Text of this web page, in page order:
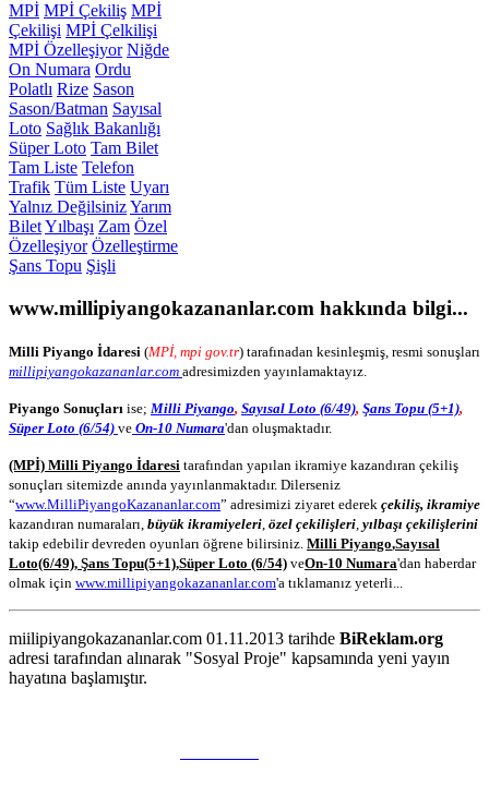
MPİ MPİ Çekiliş MPİ
Çekilişi MPİ Çelkilişi
MPİ Özelleşiyor Niğde
On Numara Ordu
Polatlı Rize Sason
Sason/Batman Sayısal
Loto Sağlık Bakanlığı
Süper Loto Tam Bilet
Tam Liste Telefon
Trafik Tüm Liste Uyarı
Yalnız DeğilsinizYarım
BiletYılbaşı Zam Özel
Özelleşiyor Özelleştirme
Şans Topu Şişli
www.millipiyangokazananlar.com hakkında bilgi...
Milli Piyango İdaresi (MPİ, mpi gov.tr) tarafınadan kesinleşmiş, resmi sonuşları
millipiyangokazananlar.com adresimizden yayınlamaktayız.
Piyango Sonuçları ise; Milli Piyango, Sayısal Loto (6/49), Şans Topu (5+1),
Süper Loto (6/54) ve On-10 Numara'dan oluşmaktadır.
(MPİ) Milli Piyango İdaresi tarafından yapılan ikramiye kazandıran çekiliş
sonuçları sitemizde anında yayınlanmaktadır. Dilerseniz
“www.MilliPiyangoKazananlar.com” adresimizi ziyaret ederek çekiliş, ikramiye
kazandıran numaraları, büyük ikramiyeleri özel çekilişleri yılbaşı çekilişlerini
takip edebilir devreden oyunları öğrene bilirsiniz. Milli Piyango,Sayısal
Loto(6/49), Şans Topu(5+1),Süper Loto (6/54) veOn-10 Numara'dan haberdar
olmak için www.millipiyangokazananlar.com'a tıklamanız yeterli...
miilipiyangokazananlar.com 01.11.2013 tarihde BiReklam.org
adresi tarafından alınarak "Sosyal Proje" kapsamında yeni yayın
hayatına başlamıştır.